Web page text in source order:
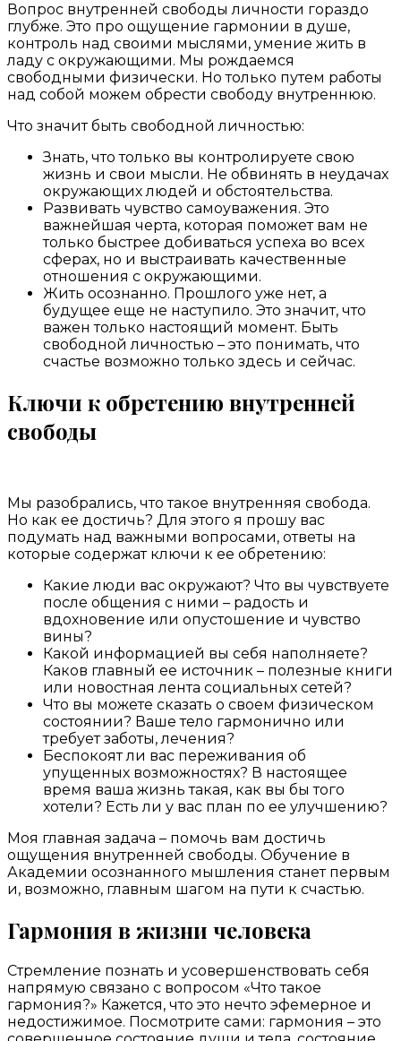
Вопрос внутренней свободы личности гораздо
глубже. Это про ощущение гармонии в душе,
контроль над своими мыслями, умение жить в
ладу с окружающими. Мы рождаемся
свободными физически. Но только путем работы
над собой можем обрести свободу внутреннюю.
Что значит быть свободной личностью:
Знать, что только вы контролируете свою
жизнь и свои мысли. Не обвинять в неудачах
окружающих людей и обстоятельства.
Развивать чувство самоуважения. Это
важнейшая черта, которая поможет вам не
только быстрее добиваться успеха во всех
сферах, но и выстраивать качественные
отношения с окружающими.
Жить осознанно. Прошлого уже нет, а
будущее еще не наступило. Это значит, что
важен только настоящий момент. Быть
свободной личностью – это понимать, что
счастье возможно только здесь и сейчас.
Ключи к обретению внутренней
свободы
Мы разобрались, что такое внутренняя свобода.
Но как ее достичь? Для этого я прошу вас
подумать над важными вопросами, ответы на
которые содержат ключи к ее обретению:
Какие люди вас окружают? Что вы чувствуете
после общения с ними – радость и
вдохновение или опустошение и чувство
вины?
Какой информацией вы себя наполняете?
Каков главный ее источник – полезные книги
или новостная лента социальных сетей?
Что вы можете сказать о своем физическом
состоянии? Ваше тело гармонично или
требует заботы, лечения?
Беспокоят ли вас переживания об
упущенных возможностях? В настоящее
время ваша жизнь такая, как вы бы того
хотели? Есть ли у вас план по ее улучшению?
Моя главная задача – помочь вам достичь
ощущения внутренней свободы. Обучение в
Академии осознанного мышления станет первым
и, возможно, главным шагом на пути к счастью.
Гармония в жизни человека
Стремление познать и усовершенствовать себя
напрямую связано с вопросом «Что такое
гармония?» Кажется, что это нечто эфемерное и
недостижимое. Посмотрите сами: гармония – это